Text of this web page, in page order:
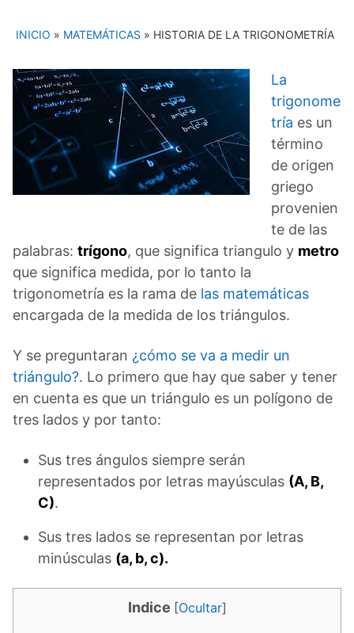
INICIO » MATEMÁTICAS » HISTORIA DE LA TRIGONOMETRÍA
La
trigonome
tría es un
término
de origen
griego
provenien
te de las
palabras: trígono, que significa triangulo y metro
que significa medida, por lo tanto la
trigonometría es la rama de las matemáticas
encargada de la medida de los triángulos.
Y se preguntaran ¿cómo se va a medir un
triángulo?. Lo primero que hay que saber y tener
en cuenta es que un triángulo es un polígono de
tres lados y por tanto:
Sus tres ángulos siempre serán
representados por letras mayúsculas (A, B,
C).
Sus tres lados se representan por letras
minúsculas (a, b, c).
Indice [Ocultar]